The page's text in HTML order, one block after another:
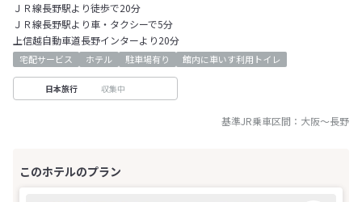
ＪＲ線長野駅より徒歩で20分
ＪＲ線長野駅より車・タクシーで5分
上信越自動車道長野インターより20分
宅配サービス ホテル 駐車場有り 館内に車いす利用トイレ
日本旅行 収集中
基準JR乗車区間： 大阪～長野